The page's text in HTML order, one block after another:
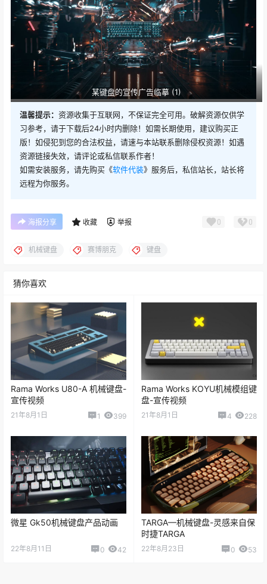
某键盘的宣传广告临摹 (1)
温馨提示： 资源收集于互联网，不保证完全可用。破解资源仅供学
习参考，请于下载后24小时内删除！如需长期使用，建议购买正
版！如侵犯到您的合法权益，请速与本站联系删除侵权资源！如遇
资源链接失效，请评论或私信联系作者！
如需安装服务，请先购买《软件代装》服务后，私信站长，站长将
远程为你服务。
海报分享 收藏 举报 0 0
机械键盘 赛博朋克 键盘
猜你喜欢
Rama Works U80-A 机械键盘-
宣传视频
21年8月1日 1 399
Rama Works KOYU机械模组键
盘-宣传视频
21年8月1日 4 228
微星 Gk50机械键盘产品动画
22年8月11日 0 42
TARGA—机械键盘-灵感来自保
时捷TARGA
22年8月23日 0 53